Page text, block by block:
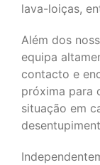
lava-loiças,
Além dos
equipa
contacto e
próxima para
situação em